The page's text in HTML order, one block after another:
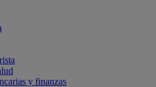
y finanzas